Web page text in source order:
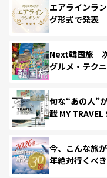
エアラインラ
グ形式で発表
Next韓国旅 次
グルメ・テク
旬な“あの人”
載 MY TRAVEL
今、こんな旅
年絶対行くべ